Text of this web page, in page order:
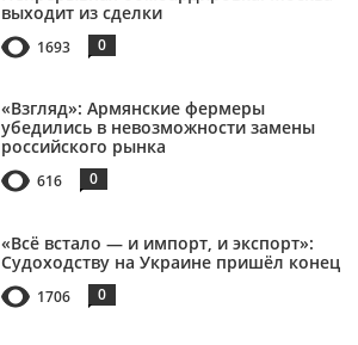
выходит из сделки
1693 0
«Взгляд»: Армянские фермеры
убедились в невозможности замены
российского рынка
616 0
«Всё встало — и импорт, и экспорт»:
Судоходству на Украине пришёл конец
1706 0